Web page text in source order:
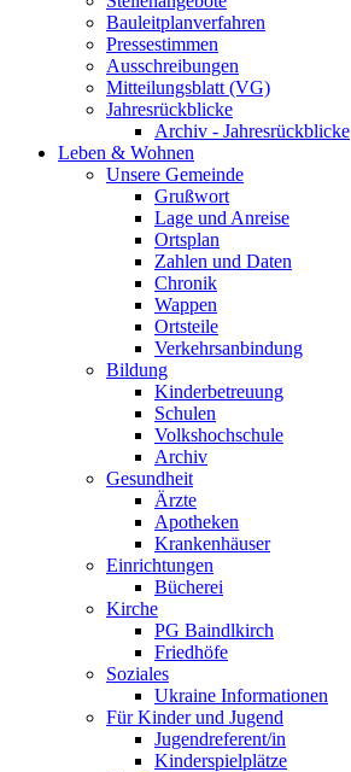
Bauleitplanverfahren
Pressestimmen
Ausschreibungen
Mitteilungsblatt (VG)
Jahresrückblicke
Archiv - Jahresrückblicke
Leben & Wohnen
Unsere Gemeinde
Grußwort
Lage und Anreise
Ortsplan
Zahlen und Daten
Chronik
Wappen
Ortsteile
Verkehrsanbindung
Bildung
Kinderbetreuung
Schulen
Volkshochschule
Archiv
Gesundheit
Ärzte
Apotheken
Krankenhäuser
Einrichtungen
Bücherei
Kirche
PG Baindlkirch
Friedhöfe
Soziales
Ukraine Informationen
Für Kinder und Jugend
Jugendreferent/in
Kinderspielplätze